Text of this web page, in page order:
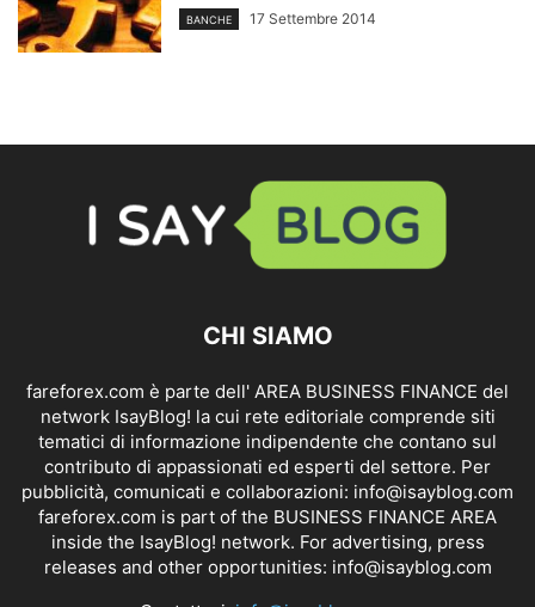
BANCHE 17 Settembre 2014
CHI SIAMO
fareforex.com è parte dell' AREA BUSINESS FINANCE del
network IsayBlog! la cui rete editoriale comprende siti
tematici di informazione indipendente che contano sul
contributo di appassionati ed esperti del settore. Per
pubblicità, comunicati e collaborazioni: info@isayblog.com
fareforex.com is part of the BUSINESS FINANCE AREA
inside the IsayBlog! network. For advertising, press
releases and other opportunities: info@isayblog.com